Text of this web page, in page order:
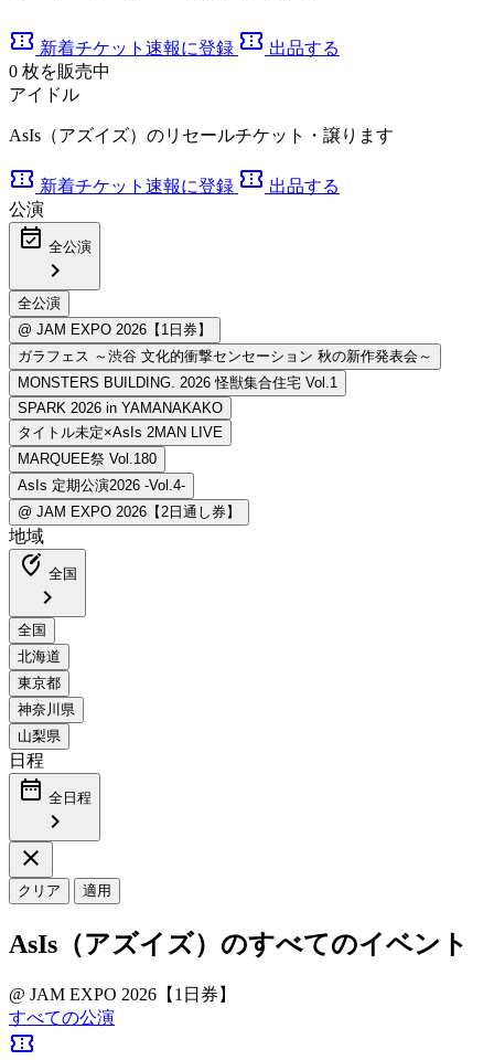
confirmation_number 新着チケット速報に登録 confirmation_number 出品する
0 枚を販売中
アイドル
AsIs（アズイズ）のリセールチケット・譲ります
confirmation_number 新着チケット速報に登録 confirmation_number 出品する
公演
event_available 全公演
chevron_right
地域
edit_location_alt 全国
chevron_right
日程
date_range 全日程
chevron_right
close
クリア 適用
AsIs（アズイズ）のすべてのイベント
@ JAM EXPO 2026【1日券】
すべての公演
confirmation_number